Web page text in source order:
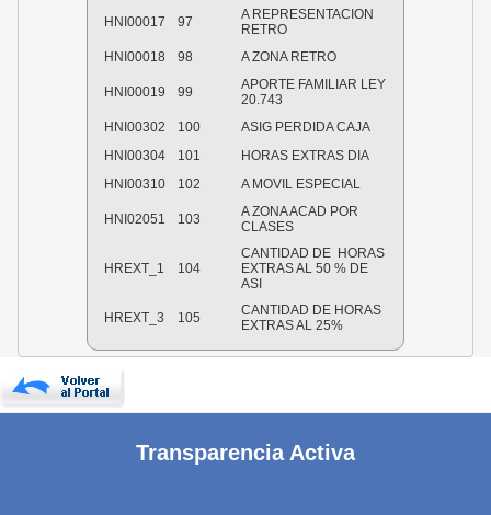
HNI00017 97
A REPRESENTACION
RETRO
HNI00018
98 A ZONA RETRO
HNI00019 99
APORTE FAMILIAR LEY
20.743
HNI00302
100
ASIG PERDIDA CAJA
HNI00304
101
HORAS EXTRAS DIA
HNI00310
102 A MOVIL ESPECIAL
HNI02051 103
A ZONA ACAD POR
CLASES
HREXT_1 104
CANTIDAD DE HORAS
EXTRAS AL 50 % DE
ASI
HREXT_3 105
CANTIDAD DE HORAS
EXTRAS AL 25%
Transparencia Activa